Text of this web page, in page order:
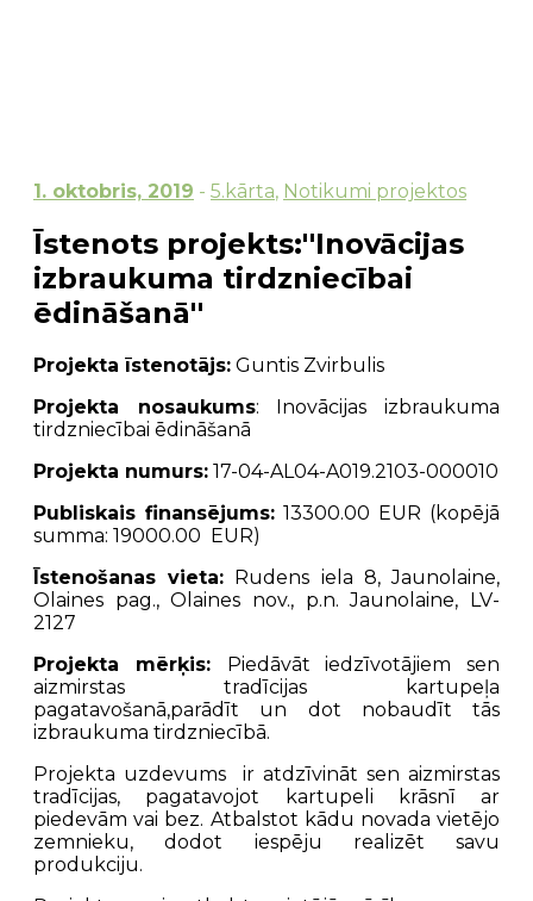
1. oktobris, 2019 - 5.kārta, Notikumi projektos
Īstenots projekts:''Inovācijas
izbraukuma tirdzniecībai
ēdināšanā''
Projekta īstenotājs: Guntis Zvirbulis
Projekta nosaukums: Inovācijas izbraukuma
tirdzniecībai ēdināšanā
Projekta numurs: 17-04-AL04-A019.2103-000010
Publiskais finansējums: 13300.00 EUR (kopējā
summa: 19000.00 EUR)
Īstenošanas vieta: Rudens iela 8, Jaunolaine,
Olaines pag., Olaines nov., p.n. Jaunolaine, LV-
2127
Projekta mērķis: Piedāvāt iedzīvotājiem sen
aizmirstas tradīcijas kartupeļa
pagatavošanā,parādīt un dot nobaudīt tās
izbraukuma tirdzniecībā.
Projekta uzdevums ir atdzīvināt sen aizmirstas
tradīcijas, pagatavojot kartupeli krāsnī ar
piedevām vai bez. Atbalstot kādu novada vietējo
zemnieku, dodot iespēju realizēt savu
produkciju.